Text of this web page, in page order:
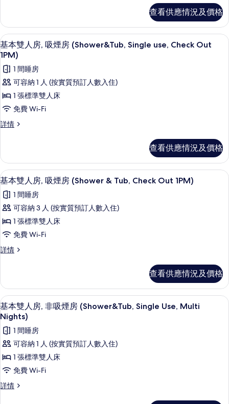
煙
房
(Smart,
Shower,
Check
Out
1PM)
的
相
煙
房
(Smart,
Shower,
Check
Out
1PM)
情
查看供應情況及價格
載
入
所
有
基
本
雙
吸
煙
房
(Shower&Tub,
Single
use,
Check
Out
1PM)
相
片
5
基本雙人房, 吸煙房 (Shower&Tub, Single use, Check Out
1PM)
1 間睡房
可容納 1 人 (按實質預訂人數入住)
1 張標準雙人床
免費 Wi-Fi
詳情
基
房,
吸
煙
(Shower&Tub,
Single
Check
Out
詳
查看供應情況及價格
載
入
所
有
基
雙
房,
吸
煙
房
(Shower
&
Tub,
Check
Out
1PM)
5
基本雙人房, 吸煙房 (Shower & Tub, Check Out 1PM)
1 間睡房
可容納 3 人 (按實質預訂人數入住)
1 張標準雙人床
免費 Wi-Fi
詳情
基
房,
吸
煙
房
(Shower
&
Tub,
Check
Out
1PM)
情
查看供應情況及價格
載
入
所
有
基
本
雙
5
基本雙人房, 非吸煙房 (Shower&Tub, Single Use, Multi
Nights)
1 間睡房
可容納 1 人 (按實質預訂人數入住)
1 張標準雙人床
免費 Wi-Fi
詳情
基